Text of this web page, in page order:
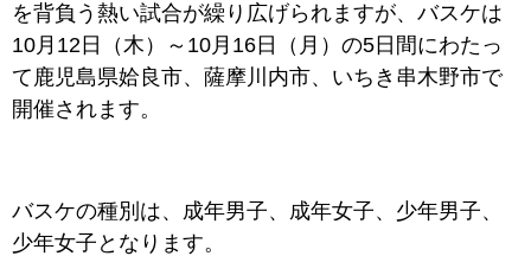
を背負う熱い試合が繰り広げられますが、バスケは
10月12日（木）～10月16 日（月）の5日間にわたっ
て鹿児島県姶良市、薩摩川内市、いちき串木野市で
開催されます。
バスケの種別は、成年男子、成年女子、少年男子、
少年女子となります。